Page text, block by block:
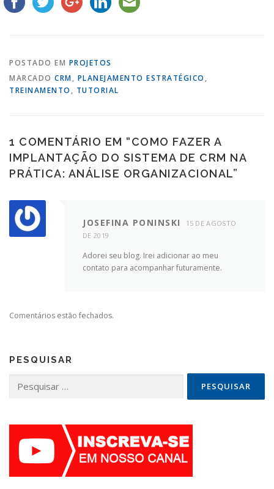
POSTADO EM PROJETOS
MARCADO CRM, PLANEJAMENTO ESTRATÉGICO ,
TREINAMENTO , TUTORIAL
1 COMENTÁRIO EM “COMO FAZER A
IMPLANTAÇÃO DO SISTEMA DE CRM NA
PRÁTICA: ANÁLISE ORGANIZACIONAL”
JOSEFINA PONINSKI
15 DE AGOSTO
DE 2019
Adorei seu blog. Irei adicionar ao meu
contato para acompanhar futuramente.
Comentários estão fechados.
PESQUISAR
por: